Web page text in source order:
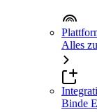
Alles
Binde